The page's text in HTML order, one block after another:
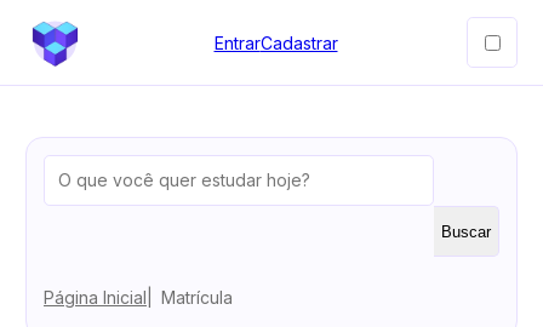
EntrarCadastrar
Buscar
Página Inicial Matrícula